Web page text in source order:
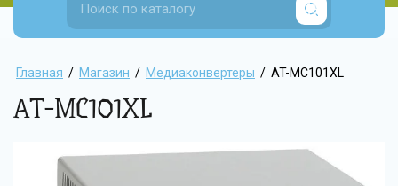
Главная / Магазин / Медиаконвертеры / AT-MC101XL
AT-MC101XL